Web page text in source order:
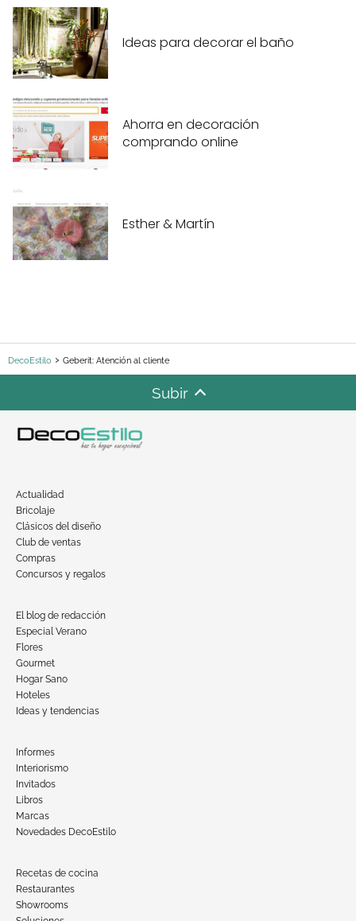
Ideas para decorar el baño
Ahorra en decoración
comprando online
Esther & Martín
DecoEstilo Geberit: Atención al cliente
Subir
Actualidad
Bricolaje
Clásicos del diseño
Club de ventas
Compras
Concursos y regalos
El blog de redacción
Especial Verano
Flores
Gourmet
Hogar Sano
Hoteles
Ideas y tendencias
Informes
Interiorismo
Invitados
Libros
Marcas
Novedades DecoEstilo
Recetas de cocina
Restaurantes
Showrooms